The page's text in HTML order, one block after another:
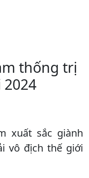
thống trị
xuất sắc giành
vô địch thế giới